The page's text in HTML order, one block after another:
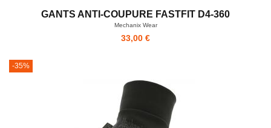
GANTS ANTI-COUPURE FASTFIT D4-360
Mechanix Wear
33,00 €
-35%